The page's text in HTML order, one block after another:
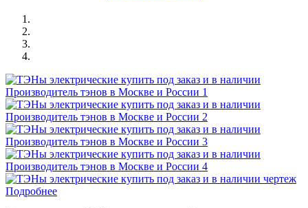
Подробнее